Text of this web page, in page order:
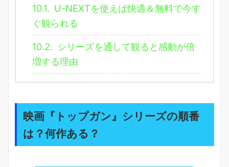
10.1. U-NEXTを使えば快適＆無料で今す
ぐ観られる
10.2. シリーズを通して観ると感動が倍
増する理由
映画『トップガン』シリーズの順番
は？何作ある？